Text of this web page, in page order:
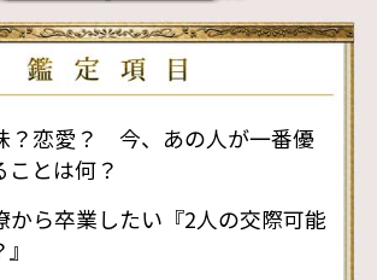
？恋愛？ 今、あの人が一番優
ことは何？
から卒業したい『2人の交際可能